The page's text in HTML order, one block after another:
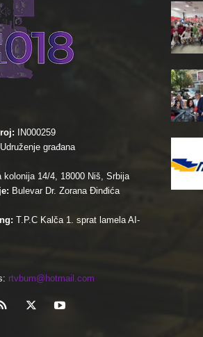
IN000259
Udruženje građana
kolonija 14/4, 18000 Niš, Srbija
Bulevar Dr. Zorana Đinđića
T.P.C Kalča 1. sprat lamela AI-
rtvbum@hotmail.com